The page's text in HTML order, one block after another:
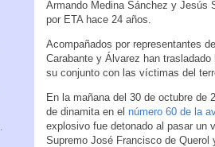
Armando Medina Sánchez y Jesús
por ETA hace 24 años.
Acompañados por representantes
Carabante y Álvarez han
su conjunto con las víctimas del
En la mañana del 30 de octubre de
de dinamita en el número 60 de la
explosivo fue detonado al pasar un
Supremo José Francisco de